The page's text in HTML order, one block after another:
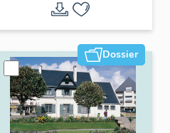
Dossier